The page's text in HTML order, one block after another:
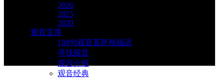
2026
2025
2020
观音宝库
108句观音菩萨祝福语
寻找观音
观音介绍
观音经典